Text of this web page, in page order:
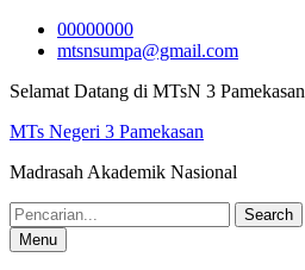
Skip
00000000
mtsnsumpa@gmail.com
Selamat Datang di MTsN 3 Pamekasan
MTs Negeri 3 Pamekasan
Madrasah Akademik Nasional
Search
for:Menu